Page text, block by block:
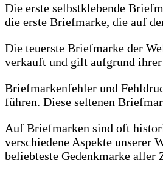
Die erste selbstklebende
die erste Briefmarke, die auf
Die teuerste Briefmarke der
verkauft und gilt aufgrund
Briefmarkenfehler und
führen. Diese seltenen
Auf Briefmarken sind oft
verschiedene Aspekte unserer
beliebteste Gedenkmarke aller